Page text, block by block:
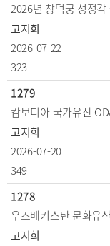
2026년 창덕궁 성정
고지희
2026-07-22
323
1279
캄보디아 국가유산
고지희
2026-07-20
349
1278
우즈베키스탄 문화유
고지희